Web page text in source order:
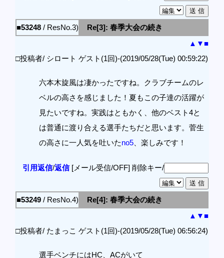
■53248 / ResNo.3)
Re[3]: 春季大会の続き
▲ ▼■
□投稿者/ シロート ゲスト(1回)-(2019/05/28(Tue) 00:59:22)
六本木旋風は凄かったですね。クラブチームのレ
ベルの高さを感じました！夏もこの子達の活躍が
見たいですね。実践はともかく、他のベスト4と
は普通に渡り合える選手たちだと思います。菅生
の高さに一人気を吐いたno5 、楽しみです！
引用返信/返信[メール受信/OFF] 削除キー/
■53249 / ResNo.4)
Re[4]: 春季大会の続き
▲ ▼■
□投稿者/ たまっこ ゲスト(1回)-(2019/05/28(Tue) 06:56:24)
選手ベンチにはHC、ACがいて